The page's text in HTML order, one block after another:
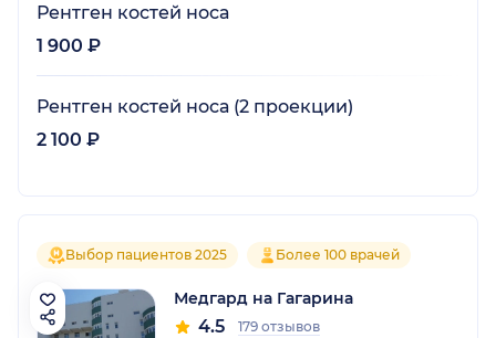
Рентген костей носа
1 900 ₽
Рентген костей носа (2 проекции)
2 100 ₽
Выбор пациентов 2025 Более 100 врачей
Медгард на Гагарина
4.5 179 отзывов